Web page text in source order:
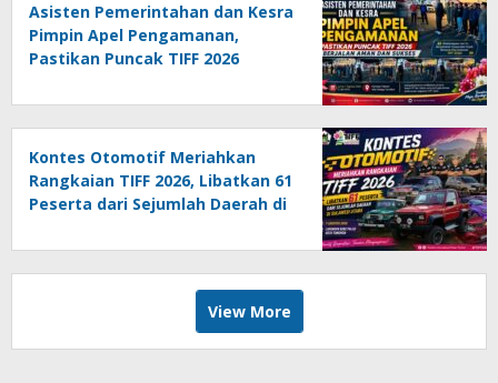
Asisten Pemerintahan dan Kesra
Pimpin Apel Pengamanan,
Pastikan Puncak TIFF 2026
Kontes Otomotif Meriahkan
Rangkaian TIFF 2026, Libatkan 61
Peserta dari Sejumlah Daerah di
View More